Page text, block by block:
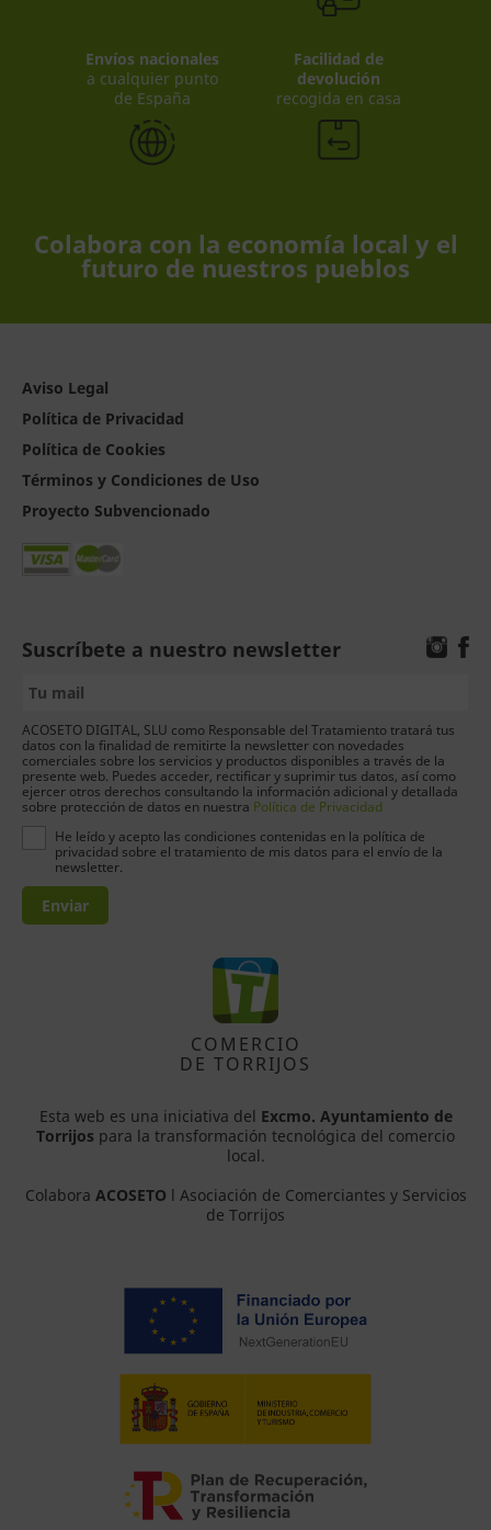
Envíos nacionales
a cualquier punto
de España
Facilidad de
devolución
recogida en casa
Colabora con la economía local y el
futuro de nuestros pueblos
Aviso Legal
Política de Privacidad
Política de Cookies
Términos y Condiciones de Uso
Proyecto Subvencionado
Suscríbete a nuestro newsletter
ACOSETO DIGITAL, SLU como Responsable del Tratamiento tratará tus
datos con la finalidad de remitirte la newsletter con novedades
comerciales sobre los servicios y productos disponibles a través de la
presente web. Puedes acceder, rectificar y suprimir tus datos, así como
ejercer otros derechos consultando la información adicional y detallada
sobre protección de datos en nuestra Política de Privacidad
He leído y acepto las condiciones contenidas en la política de
privacidad sobre el tratamiento de mis datos para el envío de la
newsletter.
Enviar
COMERCIO
DE TORRIJOS
Esta web es una iniciativa del Excmo. Ayuntamiento de
Torrijos para la transformación tecnológica del comercio
local.
Colabora ACOSETO l Asociación de Comerciantes y Servicios
de Torrijos